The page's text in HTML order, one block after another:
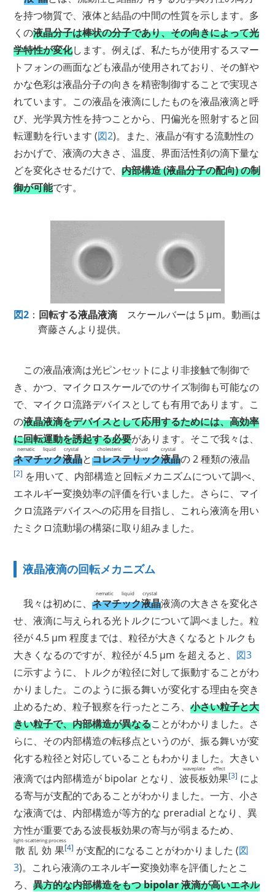
を持つ物質で、液体と結晶の中間の性質を示します。多
くの液晶分子は棒状の分子であり、その向きによって光
学特性が変化します。例えば、私たちが使用するスマー
トフォンの画面なども液晶が使用されており、その鮮や
かな色彩は液晶分子の向きを精密制御することで実現さ
れています。この液晶を液滴にしたものを液晶液滴と呼
び、光学異方性を持つことから、円偏光を照射すると回
転運動を行います (図2)。また、液晶が有する流動性の
おかげで、液滴の大きさ、温度、界面活性剤の滴下量な
どを変化させるだけで、内部構造 (液晶分子の配向) の制
御が可能です。
図2 ： 回転する液晶液滴 スケールバーは 5 μm。動画は
齊藤さんより提供。
この液晶液滴は光ピンセットにより非接触で制御で
き、かつ、マイクロスケールでのサイズ制御も可能なの
で、マイクロ流路デバイスとしても有用であります。こ
の液晶液滴をデバイスとして応用するためには、高効率
に回転運動を誘起する必要があります。そこで我々は、
ネマチック液晶
nematic liquid crystal
とコレステリック液晶
cholesteric liquid crystal
の 2 種類の液晶
[2] を用いて、内部構造と回転メカニズムについて調べ、
エネルギー変換効率の評価を行いました。さらに、マイ
クロ流路デバイスへの応用を目指し、これら液滴を用い
たミクロ流動場の構築に取り組みました。
液晶液滴の回転メカニズム
我々は初めに、ネマチック液晶
nematic liquid crystal
液滴の大きさを変化さ
せ、液滴に与えられる光トルクについて調べました。粒
径が 4.5 μm 程度までは、粒径が大きくなるとトルクも
大きくなるのですが、粒径が 4.5 μm を超えると、 図3
に示すように、トルクが粒径に対して振動することがわ
かりました。このように振る舞いが変化する理由を突き
止めるため、粒子観察を行ったところ、小さい粒子と大
きい粒子で、内部構造が異なることがわかりました。さ
らに、その内部構造の転移点というのが、振る舞いが変
化する粒径と対応していることもわかりました。大きい
液滴では内部構造が bipolar となり、波長板効果
waveplate effect
[3] によ
る寄与が支配的であることがわかりました。一方、小さ
な液滴では、内部構造が等方的な preradial となり、異
方性が重要である波長板効果の寄与が弱まるため、
散乱効果
light-scattering process
[4] が支配的になることがわかりました (図
3)。これら液滴のエネルギー変換効率を評価したとこ
ろ、異方的な内部構造をもつ bipolar 液滴が高いエネル